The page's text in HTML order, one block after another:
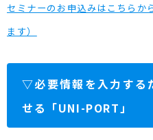
セミナーのお申込みはこちら
ます）
▽必要情報を入力する
せる「UNI-PORT」